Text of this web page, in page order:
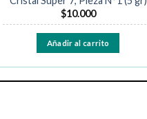
$10.000
Añadir al carrito